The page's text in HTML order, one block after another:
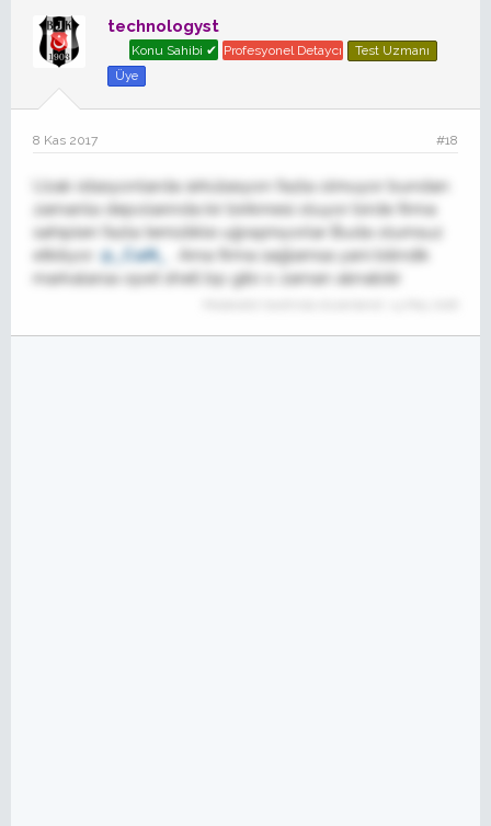
technologyst
Konu Sahibi ✔ Profesyonel Detaycı
Test Uzmanı
Üye
8 Kas 2017 #18
Uzak istasyonlarda sirkülasyon fazla olmuyor bundan
zamanla depolarında kir birikmesi oluyor birde firma
sahipleri fazla temizlikle uğraşmıyorlar Buda olumsuz
etkiliyor. @_CaN_
. Ama firma sağlamsa yani bilindik
markalarsa opet shell bp gibi o zaman alınabilir